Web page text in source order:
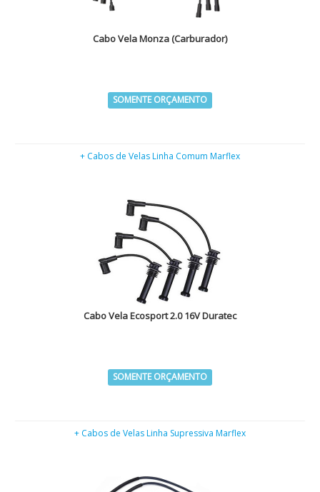
Cabo Vela Monza (Carburador)
SOMENTE ORÇAMENTO
+ Cabos de Velas Linha Comum Marflex
Cabo Vela Ecosport 2.0 16V Duratec
SOMENTE ORÇAMENTO
+ Cabos de Velas Linha Supressiva Marflex